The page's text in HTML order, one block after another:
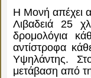
Η Μονή απέχει
Λιβαδειά 25
δρομολόγια
αντίστροφα
Υψηλάντης.
μετάβαση από